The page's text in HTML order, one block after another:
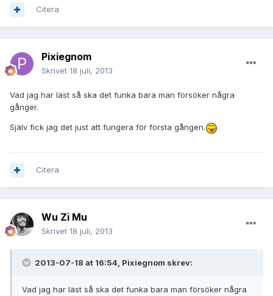
Citera
Pixiegnom
Skrivet 18 juli, 2013
Vad jag har läst så ska det funka bara man försöker några
gånger.
Själv fick jag det just att fungera för första gången.
Citera
Wu Zi Mu
Skrivet 18 juli, 2013
2013-07-18 at 16:54, Pixiegnom skrev:
Vad jag har läst så ska det funka bara man försöker några